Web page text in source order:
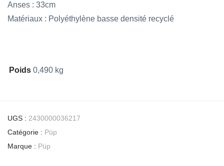
Anses : 33cm
Matériaux : Polyéthylène basse densité recyclé
Poids 0,490 kg
UGS : 2430000036217
Catégorie : Püp
Marque : Püp